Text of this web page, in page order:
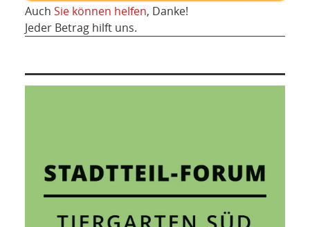
Auch Sie können helfen, Danke!
Jeder Betrag hilft uns.